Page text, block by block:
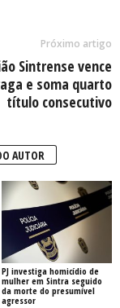
Próximo artigo
Sintrense vence
e soma quarto
título consecutivo
AUTOR
PJ investiga homicídio de
mulher em Sintra seguido
da morte do presumível
agressor